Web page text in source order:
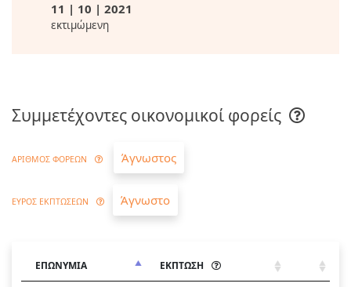
11 | 10 | 2021
εκτιμώμενη
Συμμετέχοντες οικονομικοί φορείς
ΑΡΙΘΜΟΣ ΦΟΡΕΩΝ Άγνωστος
ΕΥΡΟΣ ΕΚΠΤΩΣΕΩΝ Άγνωστο
ΕΠΩΝΥΜΙΑ ΕΚΠΤΩΣΗ